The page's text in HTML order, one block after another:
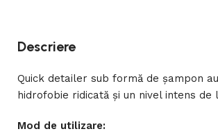
Descriere
Quick detailer sub formă de șampon
hidrofobie ridicată și un nivel intens de
Mod de utilizare: